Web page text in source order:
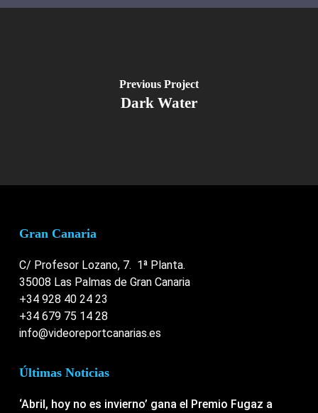
Previous Project
Dark Water
Gran Canaria
C/ Profesor Lozano, 7. 1ª Planta.
35008 Las Palmas de Gran Canaria
+34 928 40 24 23
+34 679 75 14 28
info@videoreportcanarias.es
Últimas Noticias
‘Abril, hoy no es invierno’ gana el Premio Fugaz a